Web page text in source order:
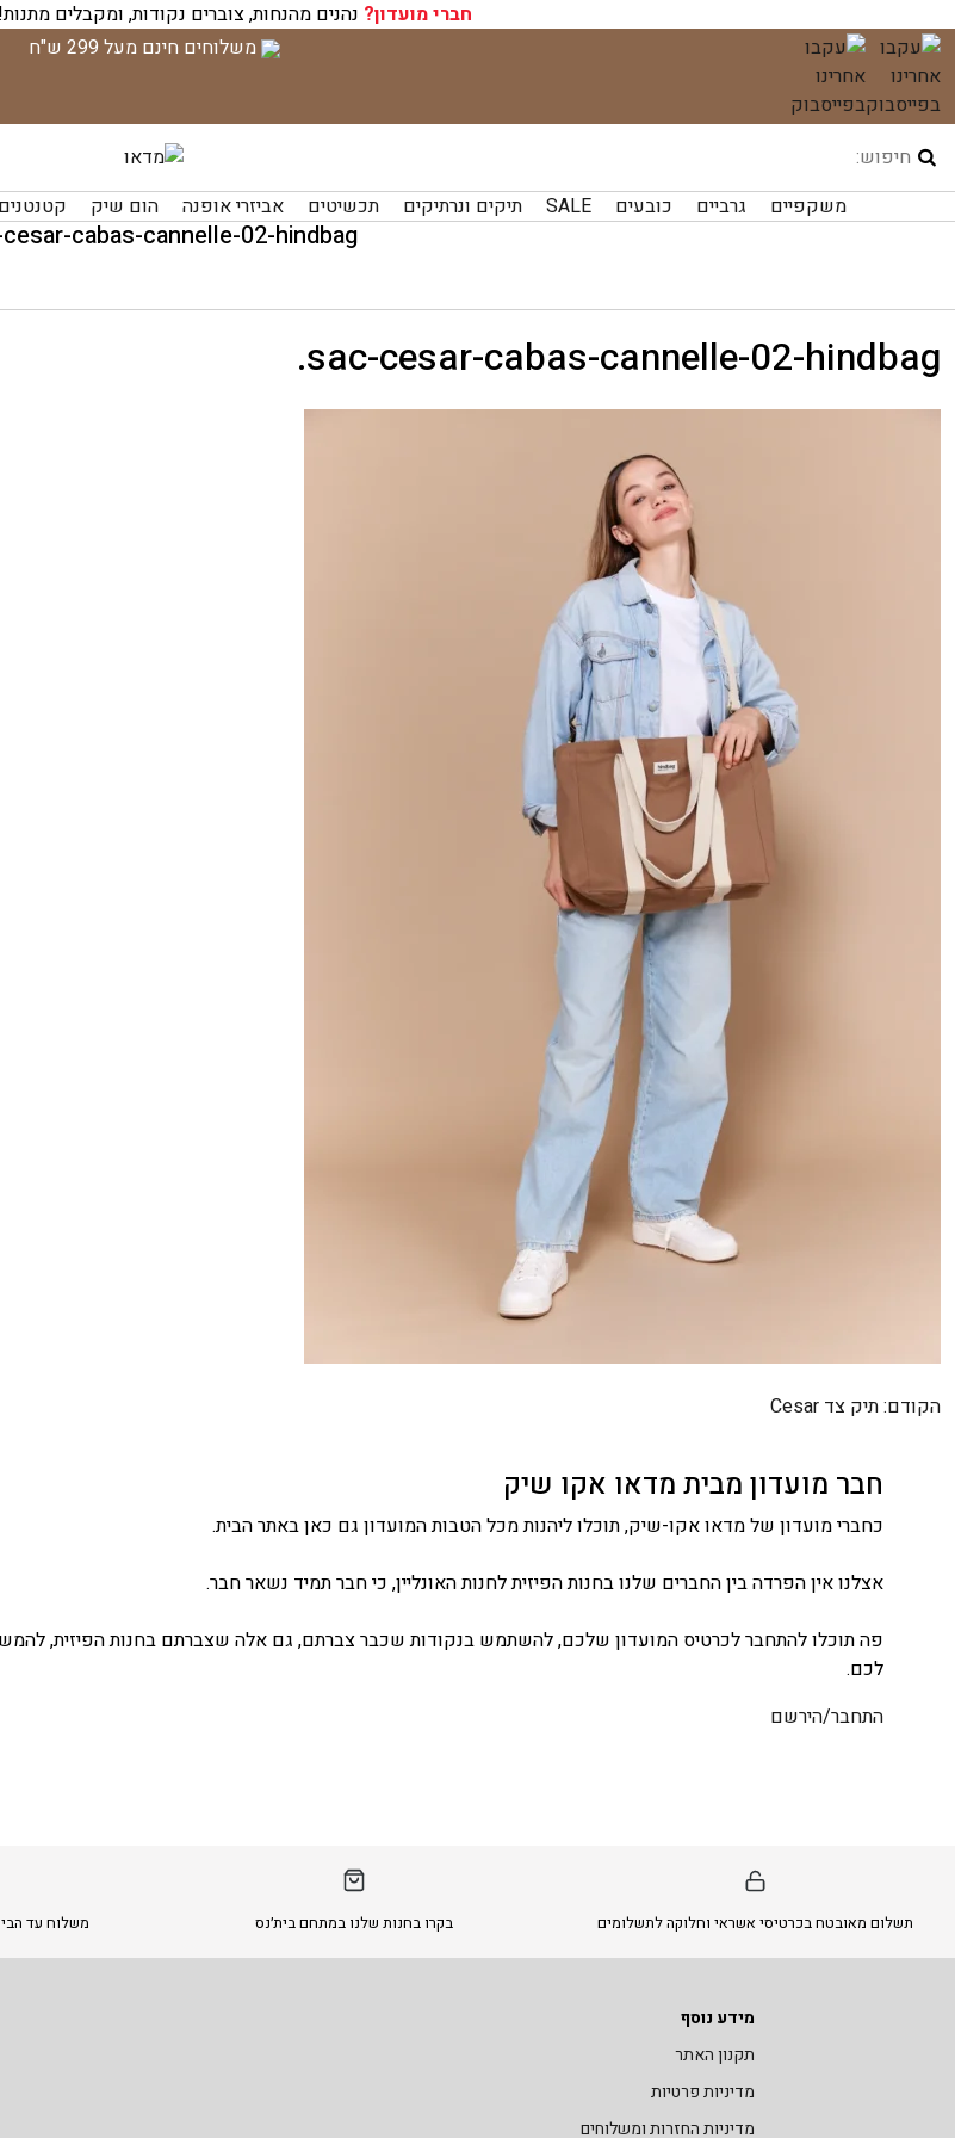
חברי מועדון? נהנים מהנחות, צוברים נקודות, ומקבלים מתנות!
דלג
לתוכן
משלוחים חינם מעל 299 ש"ח
משקפיים גרביים כובעים SALE תיקים ונרתיקים תכשיטים אביזרי אופנה הום שיק קטנטנים
cabas-cannelle-02-hindbag.
sac-cesar-cabas-cannelle-02-hindbag.
ניווט
הקודם:תיק צד Cesar
חבר מועדון מבית מדאו אקו שיק
כחברי מועדון של מדאו אקו-שיק, תוכלו ליהנות מכל הטבות המועדון גם כאן באתר הבית.
אצלנו אין הפרדה בין החברים שלנו בחנות הפיזית לחנות האונליין, כי חבר תמיד נשאר חבר.
פה תוכלו להתחבר לכרטיס המועדון שלכם, להשתמש בנקודות שכבר צברתם, גם אלה שצברתם בחנות הפיזית,
לכם.
התחבר/הירשם
תשלום מאובטח בכרטיסי אשראי וחלוקה לתשלומים בקרו בחנות שלנו במתחם בית׳נס משלוח עד הבית
מידע נוסף
תקנון האתר
מדיניות פרטיות
מדיניות החזרות ומשלוחים